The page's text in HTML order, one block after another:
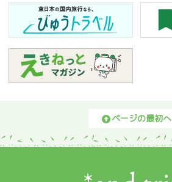
ページの最初へ